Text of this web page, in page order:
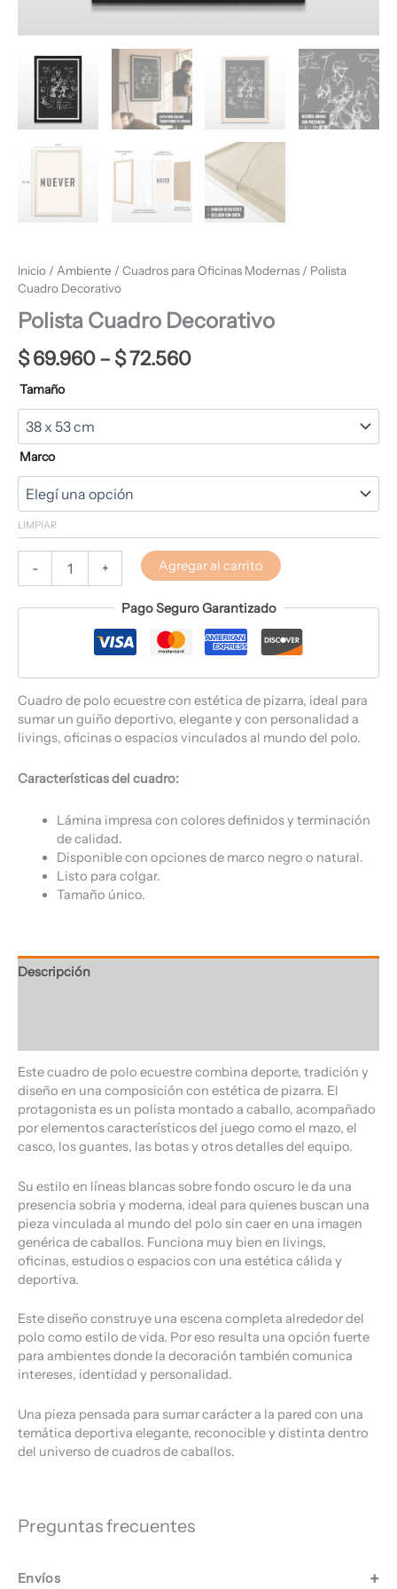
Inicio / Ambiente / Cuadros para Oficinas Modernas / Polista
Cuadro Decorativo
Polista Cuadro Decorativo
$69.960– $72.560
Tamaño
Marco
LIMPIAR
- + Agregar al carrito
Pago Seguro Garantizado
Cuadro de polo ecuestre con estética de pizarra, ideal para
sumar un guiño deportivo, elegante y con personalidad a
livings, oficinas o espacios vinculados al mundo del polo.
Características del cuadro:
Lámina impresa con colores definidos y terminación
de calidad.
Disponible con opciones de marco negro o natural.
Listo para colgar.
Tamaño único.
Descripción
Este cuadro de polo ecuestre combina deporte, tradición y
diseño en una composición con estética de pizarra. El
protagonista es un polista montado a caballo, acompañado
por elementos característicos del juego como el mazo, el
casco, los guantes, las botas y otros detalles del equipo.
Su estilo en líneas blancas sobre fondo oscuro le da una
presencia sobria y moderna, ideal para quienes buscan una
pieza vinculada al mundo del polo sin caer en una imagen
genérica de caballos. Funciona muy bien en livings,
oficinas, estudios o espacios con una estética cálida y
deportiva.
Este diseño construye una escena completa alrededor del
polo como estilo de vida. Por eso resulta una opción fuerte
para ambientes donde la decoración también comunica
intereses, identidad y personalidad.
Una pieza pensada para sumar carácter a la pared con una
temática deportiva elegante, reconocible y distinta dentro
del universo de cuadros de caballos.
Preguntas frecuentes
Envíos